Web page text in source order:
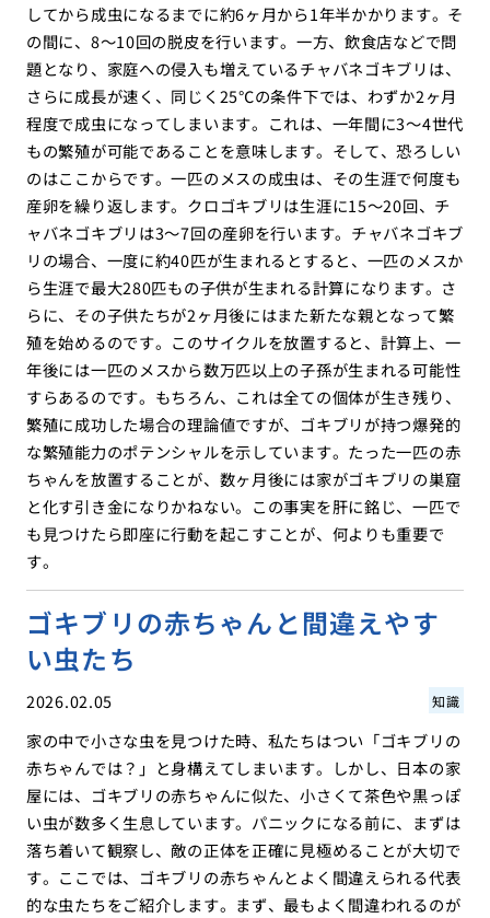
してから成虫になるまでに約6ヶ月から1年半かかります。そ
の間に、8〜10回の脱皮を行います。一方、飲食店などで問
題となり、家庭への侵入も増えているチャバネゴキブリは、
さらに成長が速く、同じく25℃の条件下では、わずか2ヶ月
程度で成虫になってしまいます。これは、一年間に3〜4世代
もの繁殖が可能であることを意味します。そして、恐ろしい
のはここからです。一匹のメスの成虫は、その生涯で何度も
産卵を繰り返します。クロゴキブリは生涯に15〜20回、チ
ャバネゴキブリは3〜7回の産卵を行います。チャバネゴキブ
リの場合、一度に約40匹が生まれるとすると、一匹のメスか
ら生涯で最大280匹もの子供が生まれる計算になります。さ
らに、その子供たちが2ヶ月後にはまた新たな親となって繁
殖を始めるのです。このサイクルを放置すると、計算上、一
年後には一匹のメスから数万匹以上の子孫が生まれる可能性
すらあるのです。もちろん、これは全ての個体が生き残り、
繁殖に成功した場合の理論値ですが、ゴキブリが持つ爆発的
な繁殖能力のポテンシャルを示しています。たった一匹の赤
ちゃんを放置することが、数ヶ月後には家がゴキブリの巣窟
と化す引き金になりかねない。この事実を肝に銘じ、一匹で
も見つけたら即座に行動を起こすことが、何よりも重要で
す。
ゴキブリの赤ちゃんと間違えやす
い虫たち
2026.02.05 知識
家の中で小さな虫を見つけた時、私たちはつい「ゴキブリの
赤ちゃんでは？」と身構えてしまいます。しかし、日本の家
屋には、ゴキブリの赤ちゃんに似た、小さくて茶色や黒っぽ
い虫が数多く生息しています。パニックになる前に、まずは
落ち着いて観察し、敵の正体を正確に見極めることが大切で
す。ここでは、ゴキブリの赤ちゃんとよく間違えられる代表
的な虫たちをご紹介します。まず、最もよく間違われるのが